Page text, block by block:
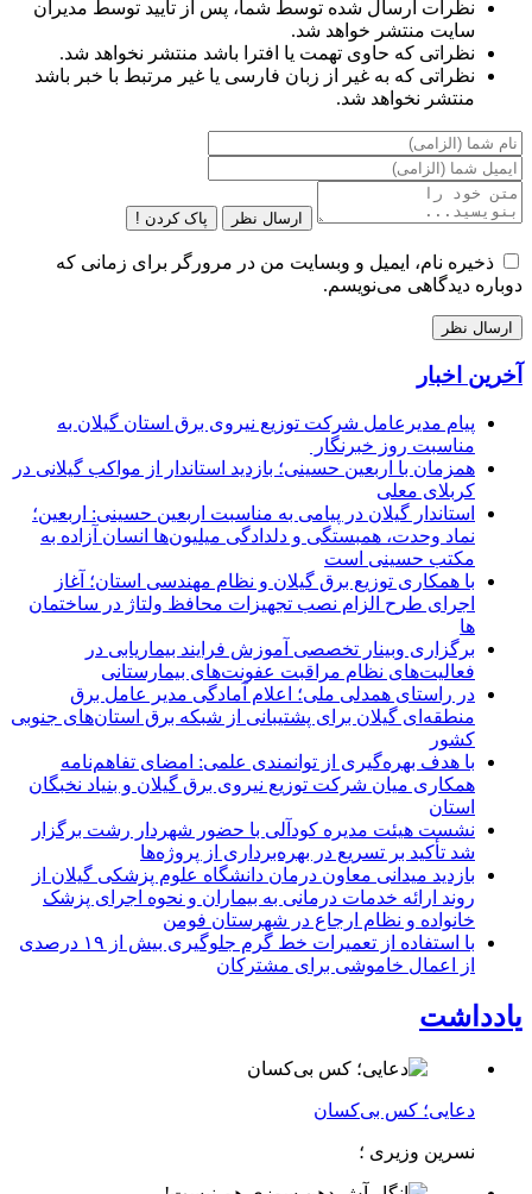
نظرات ارسال شده توسط شما، پس از تایید توسط مدیران
سایت منتشر خواهد شد.
نظراتی که حاوی تهمت یا افترا باشد منتشر نخواهد شد.
نظراتی که به غیر از زبان فارسی یا غیر مرتبط با خبر باشد
منتشر نخواهد شد.
ارسال نظر پاک کردن !
ذخیره نام، ایمیل و وبسایت من در مرورگر برای زمانی که
دوباره دیدگاهی می‌نویسم.
آخرین اخبار
پیام مدیرعامل شركت توزیع نیروی برق استان گیلان به
مناسبت روز خبرنگار ‌
همزمان با اربعین حسینی؛ بازدید استاندار از مواکب گیلانی در
کربلای معلی
استاندار گیلان در پیامی به مناسبت اربعین حسینی: اربعین؛
نماد وحدت، همبستگی و دلدادگی میلیون‌ها انسان آزاده به
مکتب حسینی است
با همکاری توزیع برق گیلان و نظام مهندسی استان؛ آغاز
اجرای طرح الزام نصب تجهیزات محافظ ولتاژ در ساختمان
ها
برگزاری وبینار تخصصی آموزش فرایند بیماریابی در
فعالیت‌های نظام مراقبت عفونت‌های بیمارستانی
در راستای همدلی ملی؛ اعلام آمادگی مدیر عامل برق
منطقه‌ای گیلان برای پشتیبانی از شبكه برق استان‌های جنوبی
كشور
با هدف بهره‌گیری از توانمندی علمی: امضای تفاهم‌نامه
همكاری میان شركت توزیع نیروی برق گیلان و بنیاد نخبگان
استان
نشست هیئت مدیره کودآلی با حضور شهردار رشت برگزار
شد تأکید بر تسریع در بهره‌برداری از پروژه‌ها
بازدید میدانی معاون درمان دانشگاه علوم پزشکی گیلان از
روند ارائه خدمات درمانی به بیماران و نحوه اجرای پزشک
خانواده و نظام ارجاع در شهرستان فومن
با استفاده از تعمیرات خط گرم جلوگیری بیش از ۱۹ درصدی
از اعمال خاموشی برای مشتركان
یادداشت
دعایی؛ کس بی‌کسان
نسرین وزیری ؛